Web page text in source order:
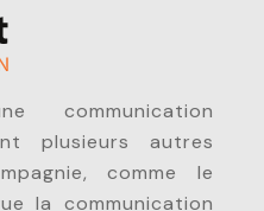
communication
plusieurs autres
comme le
la communication